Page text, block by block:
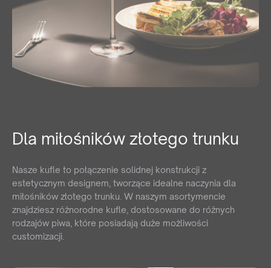
Dla miłośników złotego trunku
Nasze kufle to połączenie solidnej konstrukcji z
estetycznym designem, tworzące idealne naczynia dla
miłośników złotego trunku. W naszym asortymencie
znajdziesz różnorodne kufle, dostosowane do różnych
rodzajów piwa, które posiadają duże możliwości
customizacji.